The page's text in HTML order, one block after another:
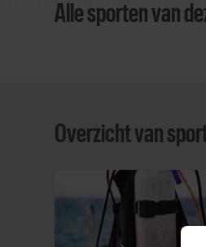
Alle sporten van
Overzicht van